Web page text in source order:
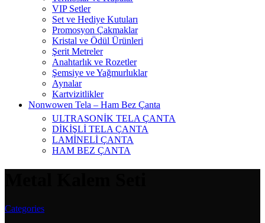
VIP Setler
Set ve Hediye Kutuları
Promosyon Çakmaklar
Kristal ve Ödül Ürünleri
Şerit Metreler
Anahtarlık ve Rozetler
Şemsiye ve Yağmurluklar
Aynalar
Kartvizitlikler
Nonwowen Tela – Ham Bez Çanta
ULTRASONİK TELA ÇANTA
DİKİŞLİ TELA ÇANTA
LAMİNELİ ÇANTA
HAM BEZ ÇANTA
Categories